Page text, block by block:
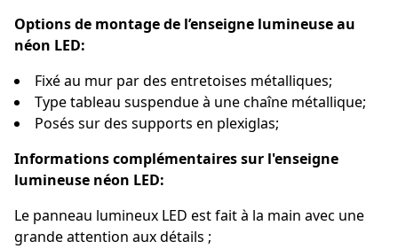
Options de montage de l’enseigne lumineuse au
néon LED:
Fixé au mur par des entretoises métalliques;
Type tableau suspendue à une chaîne métallique;
Posés sur des supports en plexiglas;
Informations complémentaires sur l'enseigne
lumineuse néon LED:
Le panneau lumineux LED est fait à la main avec une
grande attention aux détails ;